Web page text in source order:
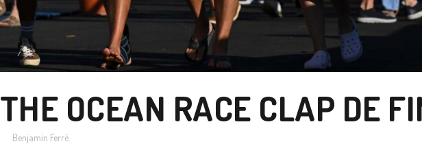
THE OCEAN RACE CLAP DE
Benjamin Ferré